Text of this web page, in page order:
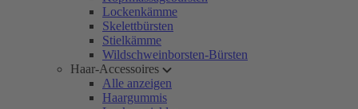
Lockenkämme
Skelettbürsten
Stielkämme
Wildschweinborsten-Bürsten
Haar-Accessoires
Alle anzeigen
Haargummis